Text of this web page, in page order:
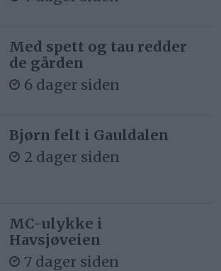
Med spett og tau redder
de gården
6 dager siden
Bjørn felt i Gauldalen
2 dager siden
MC-ulykke i
Havsjøveien
7 dager siden